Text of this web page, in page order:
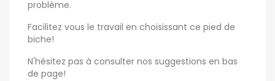
problème.
Facilitez vous le travail en choisissant ce pied de
biche!
N'hésitez pas à consulter nos suggestions en bas
de page!